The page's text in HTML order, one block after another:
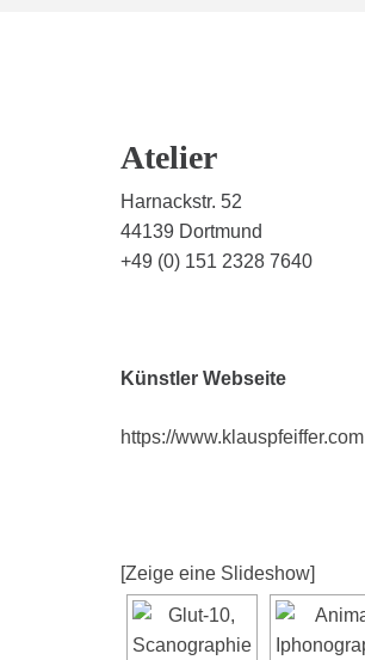
Atelier
Harnackstr. 52
44139 Dortmund
+49 (0) 151 2328 7640
Künstler Webseite
https://www.klauspfeiffer.com
[Zeige eine Slideshow]